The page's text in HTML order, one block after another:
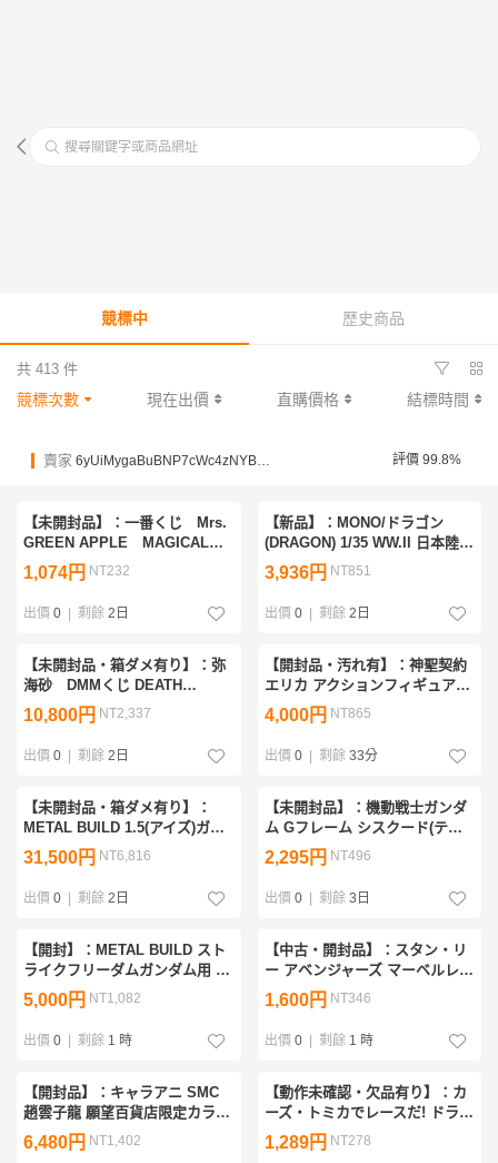
搜尋關鍵字或商品網址
競標中 歷史商品
共 413 件
競標次數 現在出價 直購價格 結標時間
賣家 6yUiMygaBuBNP7cWc4zNYB8fP15VK 評價 99.8%
【未開封品】：一番くじ Mrs.
GREEN APPLE MAGICAL
WINTER C賞 ストール
(20260610)
1,074円 NT232
出價 0 剩餘 2日
【新品】：MONO/ドラゴン
(DRAGON) 1/35 WW.II 日本陸軍
九七式中戦車 チハ 前期型 マス
キングシール付属 MD007MS プ
ラッツ(20260706)
3,936円 NT851
出價 0 剩餘 2日
【未開封品・箱ダメ有り】：弥
海砂 DMMくじ DEATH
NOTE A賞フィギュア
(20260722)
10,800円 NT2,337
出價 0 剩餘 2日
【開封品・汚れ有】：神聖契約
エリカ アクションフィギュア
Holy Contract Erica(20260803)
4,000円 NT865
出價 0 剩餘 33分
【未開封品・箱ダメ有り】：
METAL BUILD 1.5(アイズ)ガン
ダム 機動戦士ガンダム00
Revealed Chronicle(20260722)
31,500円 NT6,816
出價 0 剩餘 2日
【未開封品】：機動戦士ガンダ
ム Gフレーム シスクード(ティ
ターンズカラー) プレミアムバ
ンダイ限定 G FRAME 食玩
(20260702)
2,295円 NT496
出價 0 剩餘 3日
【開封】：METAL BUILD スト
ライクフリーダムガンダム用 光
の翼オプションセット SOUL
BLUE Ver. 機動戦士ガンダム
SEED DESTINY(20260723)
5,000円 NT1,082
出價 0 剩餘 1 時
【中古・開封品】：スタン・リ
ー アベンジャーズ マーベルレ
ジェンドシリーズ 6インチ アク
ションフィギュア (20260803)
1,600円 NT346
出價 0 剩餘 1 時
【開封品】：キャラアニ SMC
趙雲子龍 願望百貨店限定カラー
Ver. B 一騎当千 Drgon Destiny
1/8 PVC製塗装済み完成品 フィ
6,480円 NT1,402
【動作未確認・欠品有り】：カ
ーズ・トミカでレースだ! ドラ
イビング マックィーン 「カー
ズ・トミカ」 タカラトミー
1,289円 NT278